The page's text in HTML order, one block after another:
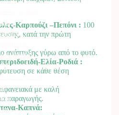
Καρπούζι –Πεπόνι : 100
κατά την πρώτη
ανάπτυξης γύρω από το φυτό.
Ελία-Ροδιά :
σε κάθε θέση
με καλή
παραγωγής.
Καπνά:
Μικροεξαρτήματα
Ποτίσματος